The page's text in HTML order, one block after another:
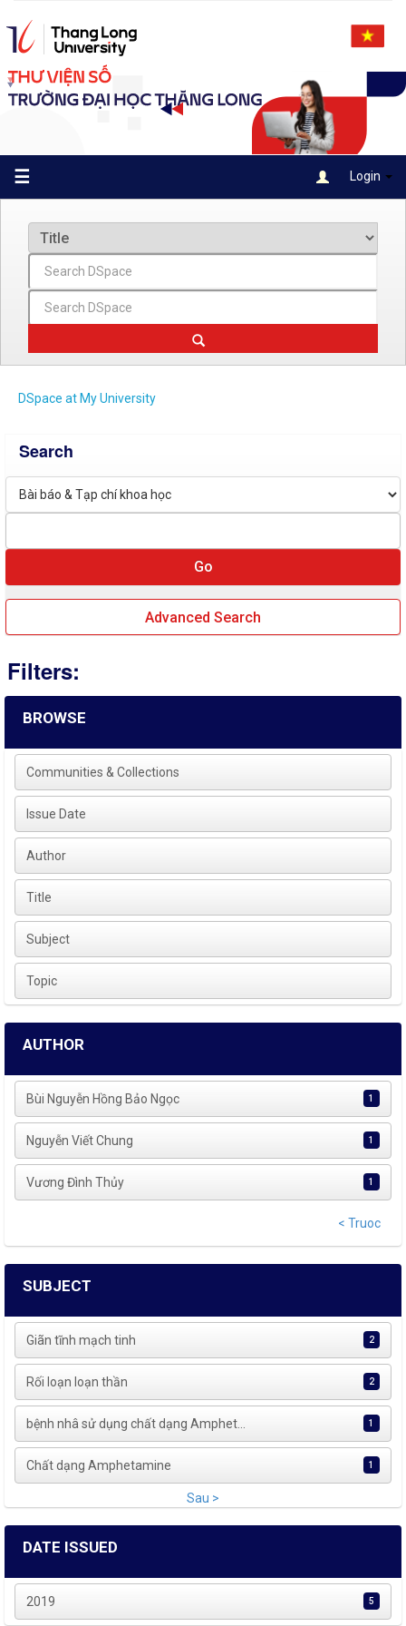
navigation
☰ Login
DSpace at My University
Search
Advanced Search
Filters:
BROWSE
Communities & Collections
Issue Date
Author
Title
Subject
Topic
AUTHOR
Bùi Nguyễn Hồng Bảo Ngọc 1
Nguyễn Viết Chung 1
Vương Đình Thủy 1
< Truoc
SUBJECT
Giãn tĩnh mạch tinh 2
Rối loạn loạn thần 2
bệnh nhâ sử dụng chất dạng Amphet... 1
Chất dạng Amphetamine 1
Sau >
DATE ISSUED
2019 5